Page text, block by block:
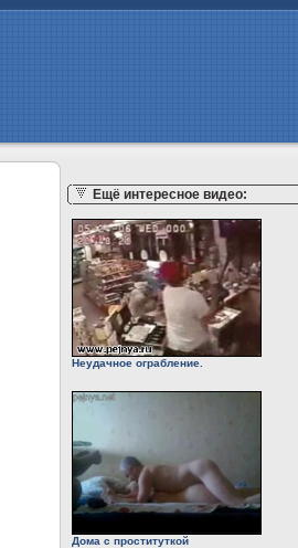
Ещё интересное видео:
Неудачное ограбление.
Дома с проституткой